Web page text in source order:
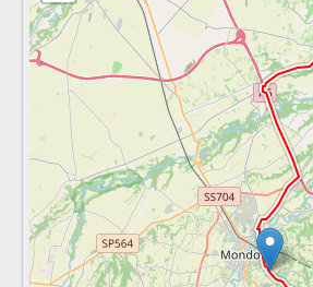
CAPPELLA DI SAN BERNARDO D'AOSTA
CAPPELLA DI SANTA CROCE